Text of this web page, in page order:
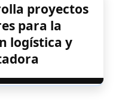
proyectos
para la
logística y